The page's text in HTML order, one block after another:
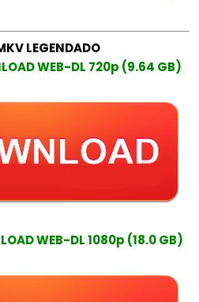
LEGENDADO
WEB-DL 720p (9.64 GB)
WEB-DL 1080p (18.0 GB)